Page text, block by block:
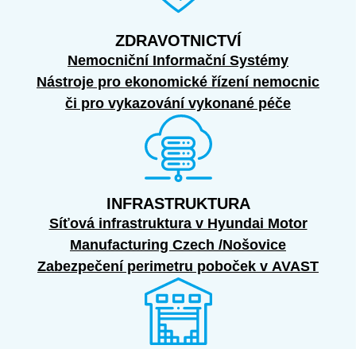
ZDRAVOTNICTVÍ
Nemocniční Informační Systémy
Nástroje pro ekonomické řízení nemocnic
či pro vykazování vykonané péče
INFRASTRUKTURA
Síťová infrastruktura v Hyundai Motor
Manufacturing Czech /Nošovice
Zabezpečení perimetru poboček v AVAST